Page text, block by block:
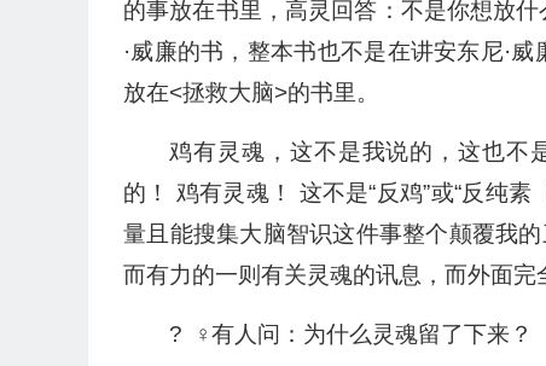
的事放在书里，高灵回答：不是你想放
·威廉的书，整本书也不是在讲安东尼·
放在<拯救大脑>的书里。
鸡有灵魂，这不是我说的，这也不
的！ 鸡有灵魂！ 这不是“反鸡”或“反纯
量且能搜集大脑智识这件事整个颠覆我
而有力的一则有关灵魂的讯息，而外面完
? ‍ ♀️有人问：为什么灵魂留了下来？